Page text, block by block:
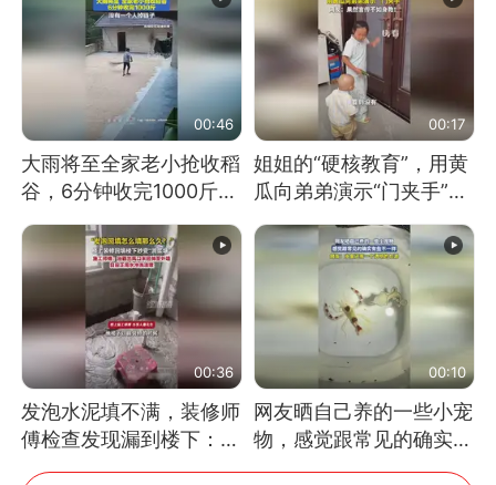
00:46
大雨将至全家老小抢收稻
谷，6分钟收完1000斤，
没有一个人掉链子
00:17
姐姐的“硬核教育”，用黄
瓜向弟弟演示“门夹手”，
网友：果然言传不如身
教！
00:36
发泡水泥填不满，装修师
傅检查发现漏到楼下：出
风口未延伸到外墙
00:10
网友晒自己养的一些小宠
物，感觉跟常见的确实有
些不一样